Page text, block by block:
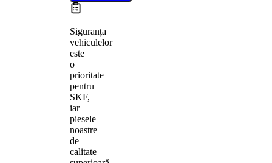
Siguranța
vehiculelor
este
o
prioritate
pentru
SKF,
iar
piesele
noastre
de
calitate